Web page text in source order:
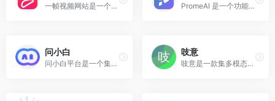
‌一帧视频网站是一个集学习、休闲、娱乐于一体的视频应用，不仅提供了一个视频观看和分享的平台，还融入了AI生成内容（AIGC）的技术，为用户带来全新的视频体验。 PromeAI 是一个功能强大的生成式人工智能网站，用户在这里可以将他们的草图转化为逼真的图像。凭借可定制的 AIGC 风格模型库，它是设计师、建筑师、游戏开发人员和任何具有创意愿景的人的完美工具。
问小白
问小白平台‌是一个集智能搜索、内容创作和情感陪伴于一体的AI助手，基于自研的元石大模型技术和DeepSeek-R1满血版，旨在为用户提供高效、准确的信息获取和智能交互体验‌。
吱意
吱意是一款集多模态翻译和 AIGC （人工智能生成内容）智能创作于一体的工具，能够满足用户在文本、图片、视频等多种场景下的翻译和创作需求。